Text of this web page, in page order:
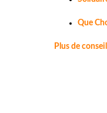
Que
Plus de